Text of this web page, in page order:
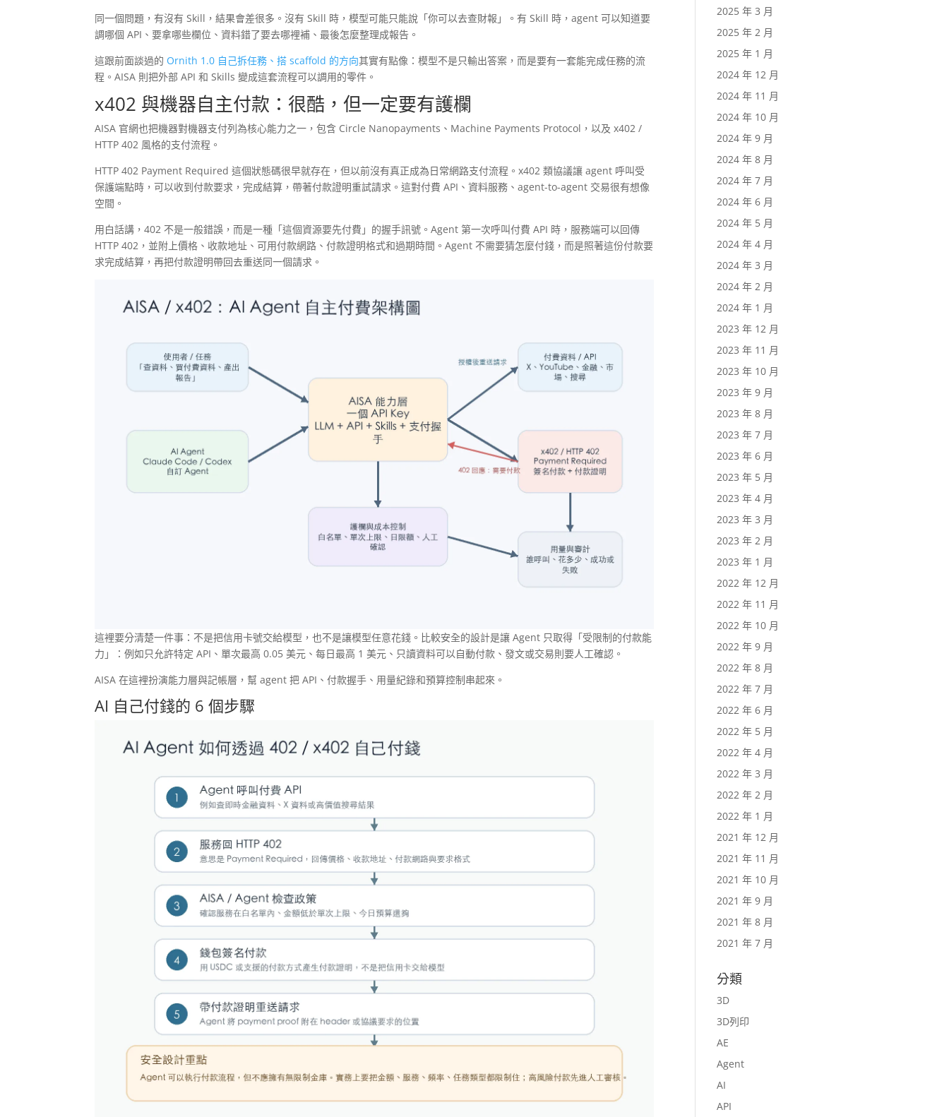
同一個問題，有沒有 Skill，結果會差很多。沒有 Skill 時，模型可能只能說「你可以去查財報」。有 Skill 時，agent 可以知道要
調哪個 API、要拿哪些欄位、資料錯了要去哪裡補、最後怎麼整理成報告。
這跟前面談過的 Ornith 1.0 自己拆任務、搭 scaffold 的方向其實有點像：模型不是只輸出答案，而是要有一套能完成任務的流
程。AISA 則把外部 API 和 Skills 變成這套流程可以調用的零件。
x402 與機器自主付款：很酷，但一定要有護欄
AISA 官網也把機器對機器支付列為核心能力之一，包含 Circle Nanopayments、Machine Payments Protocol，以及 x402 /
HTTP 402 風格的支付流程。
HTTP 402 Payment Required 這個狀態碼很早就存在，但以前沒有真正成為日常網路支付流程。x402 類協議讓 agent 呼叫受
保護端點時，可以收到付款要求，完成結算，帶著付款證明重試請求。這對付費 API、資料服務、agent-to-agent 交易很有想像
空間。
用白話講，402 不是一般錯誤，而是一種「這個資源要先付費」的握手訊號。Agent 第一次呼叫付費 API 時，服務端可以回傳
HTTP 402，並附上價格、收款地址、可用付款網路、付款證明格式和過期時間。Agent 不需要猜怎麼付錢，而是照著這份付款要
求完成結算，再把付款證明帶回去重送同一個請求。
這裡要分清楚一件事：不是把信用卡號交給模型，也不是讓模型任意花錢。比較安全的設計是讓 Agent 只取得「受限制的付款能
力」：例如只允許特定 API、單次最高 0.05 美元、每日最高 1 美元、只讀資料可以自動付款、發文或交易則要人工確認。
AISA 在這裡扮演能力層與記帳層，幫 agent 把 API、付款握手、用量紀錄和預算控制串起來。
AI 自己付錢的 6 個步驟
2025 年 3 月
2025 年 2 月
2025 年 1 月
2024 年 12 月
2024 年 11 月
2024 年 10 月
2024 年 9 月
2024 年 8 月
2024 年 7 月
2024 年 6 月
2024 年 5 月
2024 年 4 月
2024 年 3 月
2024 年 2 月
2024 年 1 月
2023 年 12 月
2023 年 11 月
2023 年 10 月
2023 年 9 月
2023 年 8 月
2023 年 7 月
2023 年 6 月
2023 年 5 月
2023 年 4 月
2023 年 3 月
2023 年 2 月
2023 年 1 月
2022 年 12 月
2022 年 11 月
2022 年 10 月
2022 年 9 月
2022 年 8 月
2022 年 7 月
2022 年 6 月
2022 年 5 月
2022 年 4 月
2022 年 3 月
2022 年 2 月
2022 年 1 月
2021 年 12 月
2021 年 11 月
2021 年 10 月
2021 年 9 月
2021 年 8 月
2021 年 7 月
分類
3D
3D列印
AE
Agent
AI
API